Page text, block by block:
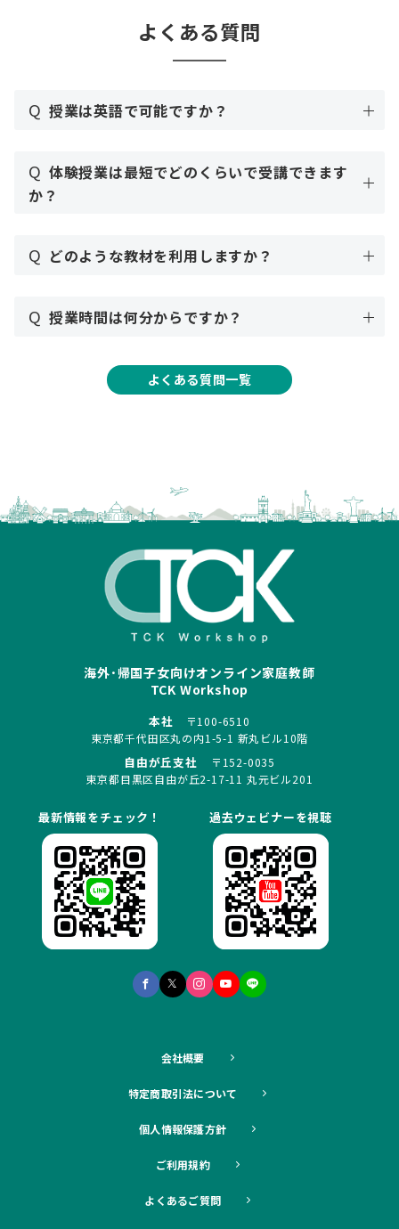
よくある質問
Q 授業は英語で可能ですか？
Q 体験授業は最短でどのくらいで受講できます
か？
Q どのような教材を利用しますか？
Q 授業時間は何分からですか？
よくある質問一覧
海外･帰国子女向けオンライン家庭教師
TCK Workshop
本社
〒100-6510
東京都千代田区丸の内1-5-1 新丸ビル10階
自由が丘支社
〒152-0035
東京都目黒区自由が丘2-17-11 丸元ビル201
最新情報をチェック！ 過去ウェビナーを視聴
会社概要
特定商取引法について
個人情報保護方針
ご利用規約
よくあるご質問